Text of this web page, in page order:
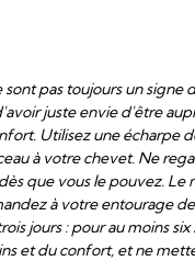
sont pas toujours un signe
juste envie d'être
Utilisez une écharpe
à votre chevet. Ne
que vous le pouvez. Le
à votre entourage
jours : pour au moins six
et du confort, et ne